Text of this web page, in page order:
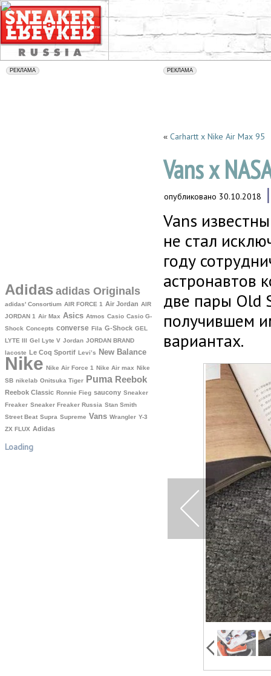
Adidas adidas Originals
adidas' Consortium AIR FORCE 1 Air Jordan AIR
JORDAN 1 Air Max Asics Atmos Casio Casio G-
Shock Concepts converse Fila G-Shock GEL
LYTE III Gel Lyte V Jordan JORDAN BRAND
lacoste Le Coq Sportif Levi’s New Balance
Nike Nike Air Force 1 Nike Air max Nike
SB nikelab Onitsuka Tiger Puma Reebok
Reebok Classic Ronnie Fieg saucony Sneaker
Freaker Sneaker Freaker Russia Stan Smith
Street Beat Supra Supreme Vans Wrangler Y-3
ZX FLUX Аdidas
Loading
« Carhartt x Nike Air Max 95
Vans x
опубликовано 30.10.2018
Vans
не стал
году
астронавтов
две пары Old
получившем
вариантах.